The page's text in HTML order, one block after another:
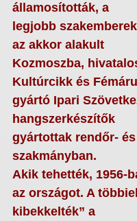
államosították, a
legjobb
az akkor alakult
Kozmoszba,
Kultúrcikk és
gyártó Ipari
hangszerkészítők
gyártottak rendőr-
szakmányban.
Akik tehették, 1956-
az országot. A
kibekkelték” a